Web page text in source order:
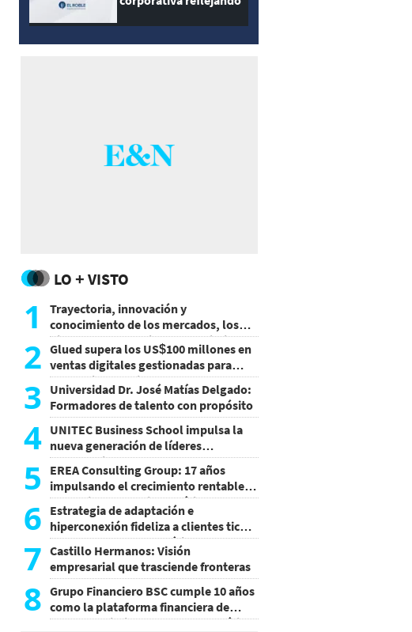
modernidad
LO + VISTO
1
Trayectoria, innovación y
conocimiento de los mercados, los
pilares que consolidan el crecimiento
de Grupo LAFISE
2 Glued supera los US$100 millones en
ventas digitales gestionadas para
marcas internacionales
3 Universidad Dr. José Matías Delgado:
Formadores de talento con propósito
4 UNITEC Business School impulsa la
nueva generación de líderes
empresariales en Honduras
5
EREA Consulting Group: 17 años
impulsando el crecimiento rentable
de retailers en Latinoamérica
6 Estrategia de adaptación e
hiperconexión fideliza a clientes ticos
de Walmart Centroamérica
7 Castillo Hermanos: Visión
empresarial que trasciende fronteras
8 Grupo Financiero BSC cumple 10 años
como la plataforma financiera de
mayor crecimiento en Centroamérica